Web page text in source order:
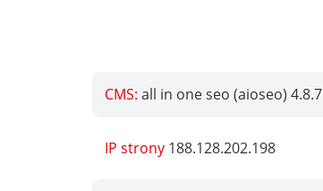
CMS: all in one seo (aioseo) 4.8.7
IP strony 188.128.202.198